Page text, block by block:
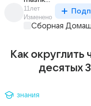
11лет
Изменено
Сборная
Как округлить
десятых
знания